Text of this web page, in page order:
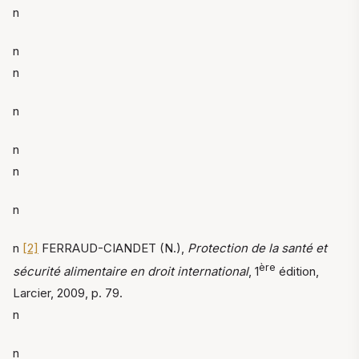
n
n
n
n
n
n
n
n [2] FERRAUD-CIANDET (N.), Protection de la santé et
sécurité alimentaire en droit international, 1ère édition,
Larcier, 2009, p. 79.
n
n